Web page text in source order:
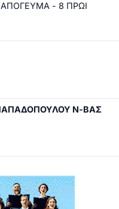
ΑΠΟΓΕΥΜΑ - 8 ΠΡΩΙ
Ν-ΒΑΣ